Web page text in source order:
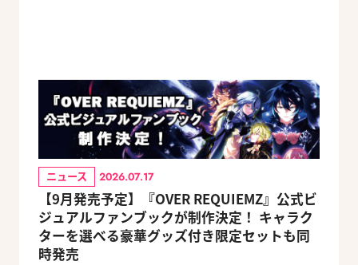
ニュース 2026.07.17
【9月発売予定】『OVER REQUIEMZ』公式ビ
ジュアルファンブックが制作決定！ キャラク
ターを選べる豪華グッズ付き限定セットも同
時発売